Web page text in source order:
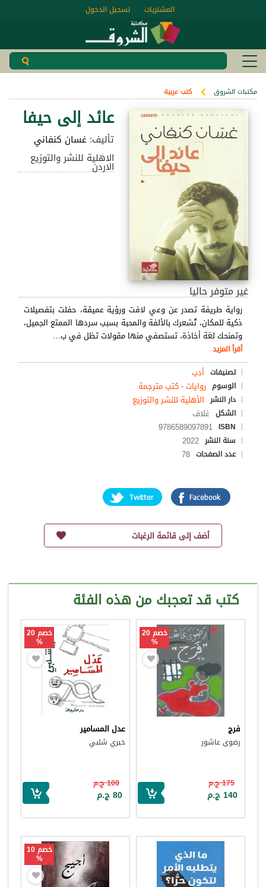
تسجيل الدخول المشتريات
مكتبات الشروق كتب عربية
عائد إلى حيفا
تأليف: غسان كنفاني
الاهلية للنشر والتوزيع
الاردن
غير متوفر حاليا
رواية طريفة تصدر عن وعي لافت ورؤية عميقة، حفلت بتفصيلات
ذكية للمكان، تُشعرك بالألفة والمحبة بسبب سردها الممتع الجميل،
وتمنحك لغة أخاذة، تستصفي منها مقولات تظل في ب…
أقرأ المزيد
تصنيفات أدب
الوسوم روايات-كتب مترجمة
دار النشر الأهلية للنشر والتوزيع
الشكل غلاف
ISBN
9786589097891
سنة النشر 2022
عدد الصفحات 78
أضف إلى قائمة الرغبات
كتب قد تعجبك من هذه الفئة
خصم 20
%
فرج
رضوى عاشور
175 ج.م
140 ج.م
خصم 20
%
عدل المسامير
خيري شلبي
100 ج.م
80 ج.م
خصم 10
%